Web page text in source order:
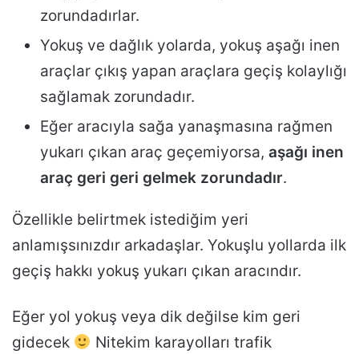
zorundadırlar.
Yokuş ve dağlık yolarda, yokuş aşağı inen
araçlar çıkış yapan araçlara geçiş kolaylığı
sağlamak zorundadır.
Eğer aracıyla sağa yanaşmasına rağmen
yukarı çıkan araç geçemiyorsa, aşağı inen
araç geri geri gelmek zorundadır.
Özellikle belirtmek istediğim yeri
anlamışsınızdır arkadaşlar. Yokuşlu yollarda ilk
geçiş hakkı yokuş yukarı çıkan aracındır.
Eğer yol yokuş veya dik değilse kim geri
gidecek
Nitekim karayolları trafik